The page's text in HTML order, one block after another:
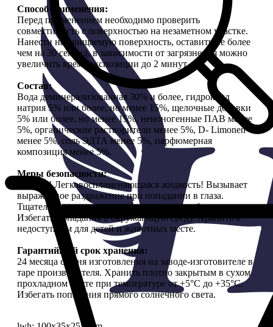
Способ применения:
Перед применением необходимо проверить
совместимость с поверхностью на незаметном участке.
Нанести на очищаемую поверхность, оставить не более
чем на 30 секунд, в зависимости от загрязнения можно
увеличить время экспозиции до 2 минут.
Состав:
Вода деминерализованная 30% и более, гидроксид
натрия 5% или более, но менее 15%, щелочные добавки
5% или более, но менее 15%, неионогенные ПАВ менее
5%, органические растворители менее 5%, D- Limonen
менее 5%, соль ЭДТА менее 5%, парфюмерная
композиция менее 5%.
Меры безопасности:
Опасно! Легковоспламеняющаяся жидкость! Вызывает
выраженное раздражение при попадании в глаза.
Тщательно вымыть руки с мылом после работы.
Избегать попадания в окружающую среду. Хранить в
недоступном для детей и животных месте.
Гарантийный срок хранения:
24 месяца со дня изготовления на заводе-изготовителе в
таре производителя. Хранить плотно закрытым в сухом
прохладном месте при температуре от +5°С до +35°С.
Избегать попадания прямого солнечного света.